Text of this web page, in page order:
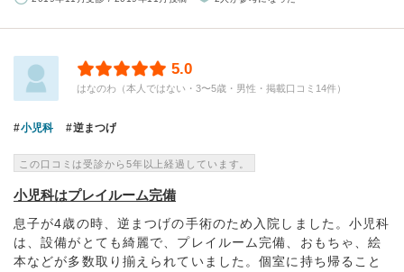
5.0
はなのわ（本人ではない・3〜5歳・男性・掲載口コミ14件）
小児科 逆まつげ
この口コミは受診から5年以上経過しています。
小児科はプレイルーム完備
息子が4歳の時、逆まつげの手術のため入院しました。小児科
は、設備がとても綺麗で、プレイルーム完備、おもちゃ、絵
本などが多数取り揃えられていました。個室に持ち帰ること